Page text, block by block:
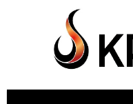
コンテンツに移動